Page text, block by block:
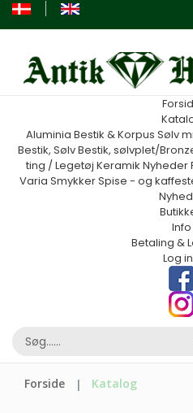
Aluminia Bestik & Korpus Sølv
Bestik, SølvBestik, sølvplet/
ting / Legetøj Keramik Nyheder
Varia SmykkerSpise - og
Info
Betaling &
Log
Forside Katalog